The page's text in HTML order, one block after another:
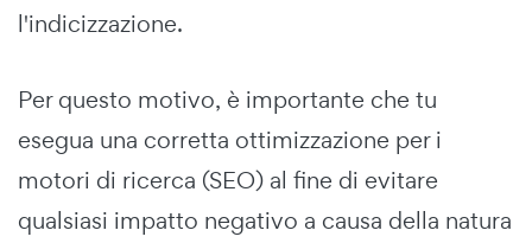
l'indicizzazione.
Per questo motivo, è importante che tu
esegua una corretta ottimizzazione per i
motori di ricerca (SEO) al fine di evitare
qualsiasi impatto negativo a causa della natura